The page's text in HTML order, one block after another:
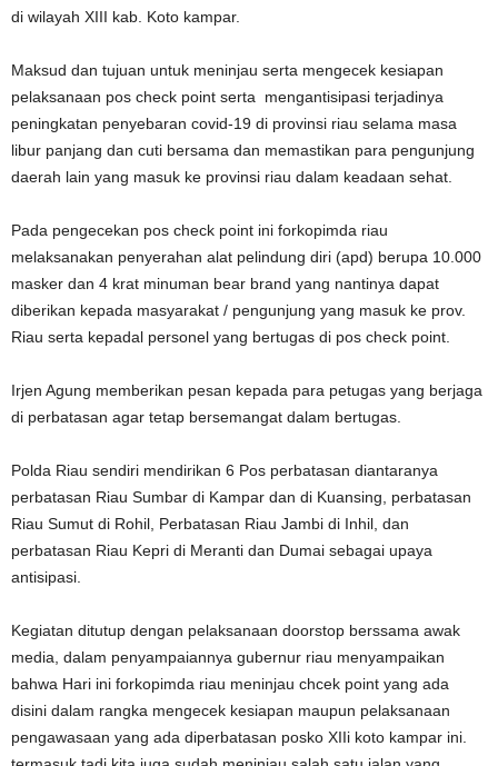
di wilayah XIII kab. Koto kampar.
Maksud dan tujuan untuk meninjau serta mengecek kesiapan
pelaksanaan pos check point serta mengantisipasi terjadinya
peningkatan penyebaran covid-19 di provinsi riau selama masa
libur panjang dan cuti bersama dan memastikan para pengunjung
daerah lain yang masuk ke provinsi riau dalam keadaan sehat.
Pada pengecekan pos check point ini forkopimda riau
melaksanakan penyerahan alat pelindung diri (apd) berupa 10.000
masker dan 4 krat minuman bear brand yang nantinya dapat
diberikan kepada masyarakat / pengunjung yang masuk ke prov.
Riau serta kepadal personel yang bertugas di pos check point.
Irjen Agung memberikan pesan kepada para petugas yang berjaga
di perbatasan agar tetap bersemangat dalam bertugas.
Polda Riau sendiri mendirikan 6 Pos perbatasan diantaranya
perbatasan Riau Sumbar di Kampar dan di Kuansing, perbatasan
Riau Sumut di Rohil, Perbatasan Riau Jambi di Inhil, dan
perbatasan Riau Kepri di Meranti dan Dumai sebagai upaya
antisipasi.
Kegiatan ditutup dengan pelaksanaan doorstop berssama awak
media, dalam penyampaiannya gubernur riau menyampaikan
bahwa Hari ini forkopimda riau meninjau chcek point yang ada
disini dalam rangka mengecek kesiapan maupun pelaksanaan
pengawasaan yang ada diperbatasan posko XIIi koto kampar ini.